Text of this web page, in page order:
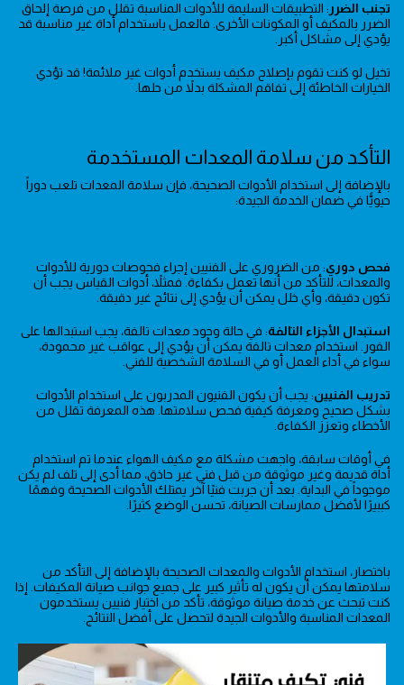
تجنب الضرر : التطبيقات السليمة للأدوات المناسبة تقلل من فرصة إلحاق
الضرر بالمكيف أو المكونات الأخرى. فالعمل باستخدام أداة غير مناسبة قد
يؤدي إلى مشاكل أكبر.
تخيل لو كنت تقوم بإصلاح مكيف يستخدم أدوات غير ملائمة! قد تؤدي
الخيارات الخاطئة إلى تفاقم المشكلة بدلاً من حلها.
التأكد من سلامة المعدات المستخدمة
بالإضافة إلى استخدام الأدوات الصحيحة، فإن سلامة المعدات تلعب دوراً
حيويًّا في ضمان الخدمة الجيدة:
فحص دوري: من الضروري على الفنيين إجراء فحوصات دورية للأدوات
والمعدات، للتأكد من أنها تعمل بكفاءة. فمثلاً، أدوات القياس يجب أن
تكون دقيقة، وأي خلل يمكن أن يؤدي إلى نتائج غير دقيقة.
استبدال الأجزاء التالفة: في حالة وجود معدات تالفة، يجب استبدالها على
الفور. استخدام معدات تالفة يمكن أن يؤدي إلى عواقب غير محمودة،
سواء في أداء العمل أو في السلامة الشخصية للفني.
تدريب الفنيين: يجب أن يكون الفنيون المدربون على استخدام الأدوات
بشكل صحيح ومعرفة كيفية فحص سلامتها. هذه المعرفة تقلل من
الأخطاء وتعزز الكفاءة.
في أوقات سابقة، واجهت مشكلة مع مكيف الهواء عندما تم استخدام
أداة قديمة وغير موثوقة من قبل فني غير حاذق، مما أدى إلى تلف لم يكن
موجوداً في البداية. بعد أن جربت فنيًا آخر يمتلك الأدوات الصحيحة وفهمًا
كببيرًا لأفضل ممارسات الصيانة، تحسن الوضع كثيرًا.
باختصار، استخدام الأدوات والمعدات الصحيحة بالإضافة إلى التأكد من
سلامتها يمكن أن يكون له تأثير كبير على جميع جوانب صيانة المكيفات. إذا
كنت تبحث عن خدمة صيانة موثوقة، تأكد من اختيار فنيين يستخدمون
المعدات المناسبة والأدوات الجيدة لتحصل على أفضل النتائج.